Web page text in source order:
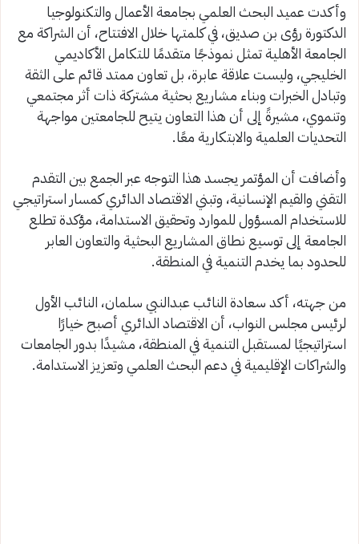
وأكدت عميد البحث العلمي بجامعة الأعمال والتكنولوجيا
الدكتورة رؤى بن صديق، في كلمتها خلال الافتتاح، أن الشراكة مع
الجامعة الأهلية تمثل نموذجًا متقدمًا للتكامل الأكاديمي
الخليجي، وليست علاقة عابرة، بل تعاون ممتد قائم على الثقة
وتبادل الخبرات وبناء مشاريع بحثية مشتركة ذات أثر مجتمعي
وتنموي، مشيرةً إلى أن هذا التعاون يتيح للجامعتين مواجهة
التحديات العلمية والابتكارية معًا.
وأضافت أن المؤتمر يجسد هذا التوجه عبر الجمع بين التقدم
التقني والقيم الإنسانية، وتبني الاقتصاد الدائري كمسار استراتيجي
للاستخدام المسؤول للموارد وتحقيق الاستدامة، مؤكدة تطلع
الجامعة إلى توسيع نطاق المشاريع البحثية والتعاون العابر
للحدود بما يخدم التنمية في المنطقة.
من جهته، أكد سعادة النائب عبدالنبي سلمان، النائب الأول
لرئيس مجلس النواب، أن الاقتصاد الدائري أصبح خيارًا
استراتيجيًا لمستقبل التنمية في المنطقة، مشيدًا بدور الجامعات
والشراكات الإقليمية في دعم البحث العلمي وتعزيز الاستدامة.